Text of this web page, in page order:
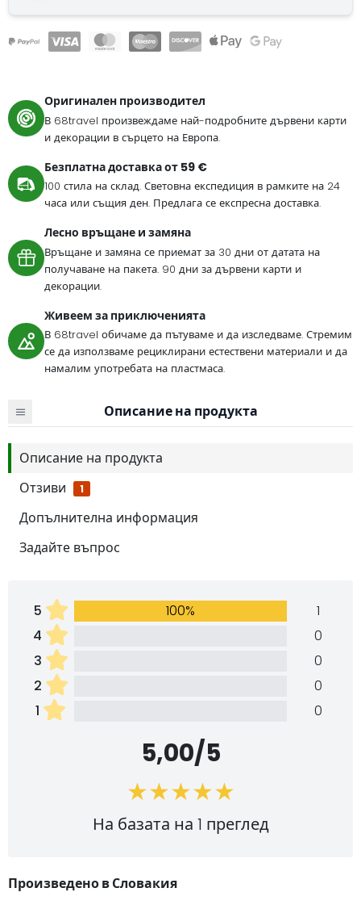
Оригинален производител
В 68travel произвеждаме най-подробните дървени карти
и декорации в сърцето на Европа.
Безплатна доставка от 59 €
100 стила на склад. Световна експедиция в рамките на 24
часа или същия ден. Предлага се експресна доставка.
Лесно връщане и замяна
Връщане и замяна се приемат за 30 дни от датата на
получаване на пакета. 90 дни за дървени карти и
декорации.
Живеем за приключенията
В 68travel обичаме да пътуваме и да изследваме. Стремим
се да използваме рециклирани естествени материали и да
намалим употребата на пластмаса.
Описание на продукта
Описание на продукта
Отзиви
1
Допълнителна информация
Задайте въпрос
5 100%
1
4
0
3
0
2
0
1
0
5,00/5
На базата на 1 преглед
Произведено в Словакия